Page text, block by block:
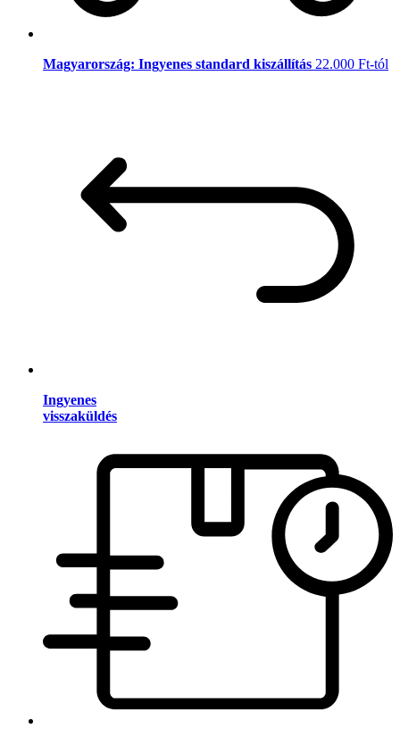
Magyarország: Ingyenes standard kiszállítás 22.000 Ft-tól
Ingyenes
visszaküldés